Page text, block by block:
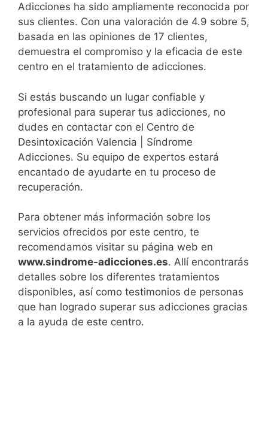
Adicciones ha sido ampliamente reconocida por
sus clientes. Con una valoración de 4.9 sobre 5,
basada en las opiniones de 17 clientes,
demuestra el compromiso y la eficacia de este
centro en el tratamiento de adicciones.
Si estás buscando un lugar confiable y
profesional para superar tus adicciones, no
dudes en contactar con el Centro de
Desintoxicación Valencia | Síndrome
Adicciones. Su equipo de expertos estará
encantado de ayudarte en tu proceso de
recuperación.
Para obtener más información sobre los
servicios ofrecidos por este centro, te
recomendamos visitar su página web en
www.sindrome-adicciones.es. Allí encontrarás
detalles sobre los diferentes tratamientos
disponibles, así como testimonios de personas
que han logrado superar sus adicciones gracias
a la ayuda de este centro.